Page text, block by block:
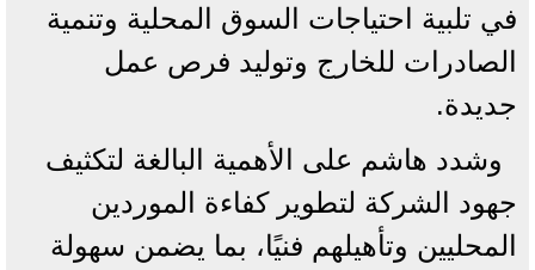
في تلبية احتياجات السوق المحلية وتنمية
الصادرات للخارج وتوليد فرص عمل
جديدة.
وشدد هاشم على الأهمية البالغة لتكثيف
جهود الشركة لتطوير كفاءة الموردين
المحليين وتأهيلهم فنيًا، بما يضمن سهولة